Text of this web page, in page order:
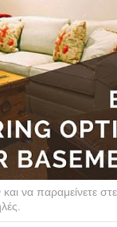
να παραμείνετε